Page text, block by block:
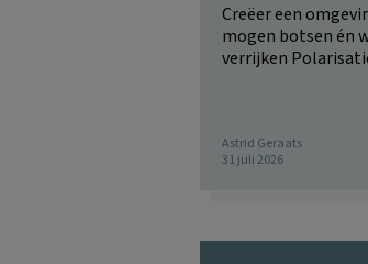
Creëer een
mogen botsen én
verrijken
Astrid Geraats
31 juli 2026